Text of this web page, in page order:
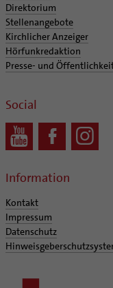
Direktorium
Stellenangebote
Kirchlicher Anzeiger
Hörfunkredaktion
Presse- und
Social
Information
Kontakt
Impressum
Datenschutz